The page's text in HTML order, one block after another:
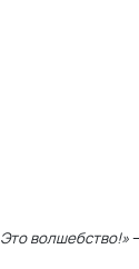
волшебство!»